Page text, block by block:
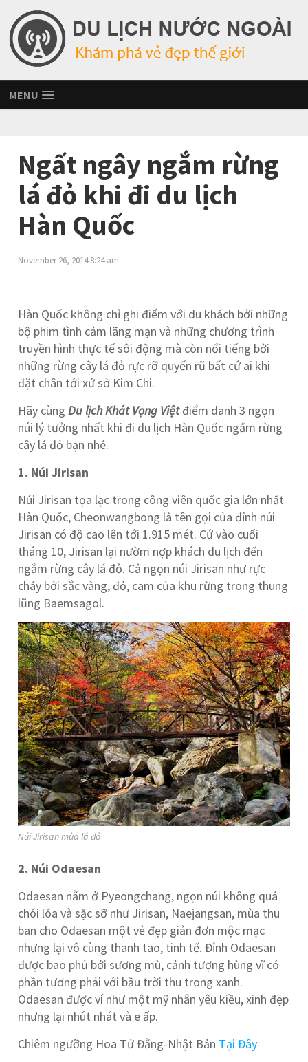
MENU
Ngất ngây ngắm rừng
lá đỏ khi đi du lịch
Hàn Quốc
November 26, 2014 8:24 am
Hàn Quốc không chỉ ghi điểm với du khách bởi những
bộ phim tình cảm lãng mạn và những chương trình
truyền hình thực tế sôi động mà còn nổi tiếng bởi
những rừng cây lá đỏ rực rỡ quyến rũ bất cứ ai khi
đặt chân tới xứ sở Kim Chi.
Hãy cùng Du lịch Khát Vọng Việtđiểm danh 3 ngọn
núi lý tưởng nhất khi đi du lịch Hàn Quốc ngắm rừng
cây lá đỏ bạn nhé.
1. Núi Jirisan
Núi Jirisan tọa lạc trong công viên quốc gia lớn nhất
Hàn Quốc, Cheonwangbong là tên gọi của đỉnh núi
Jirisan có độ cao lên tới 1.915 mét. Cứ vào cuối
tháng 10, Jirisan lại nườm nợp khách du lịch đến
ngắm rừng cây lá đỏ. Cả ngọn núi Jirisan như rực
cháy bởi sắc vàng, đỏ, cam của khu rừng trong thung
lũng Baemsagol.
Núi Jirisan mùa lá đỏ
2. Núi Odaesan
Odaesan nằm ở Pyeongchang, ngọn núi không quá
chói lóa và sặc sỡ như Jirisan, Naejangsan, mùa thu
ban cho Odaesan một vẻ đẹp giản đơn mộc mạc
nhưng lại vô cùng thanh tao, tinh tế. Đỉnh Odaesan
được bao phủ bởi sương mù, cảnh tượng hùng vĩ có
phần tương phải với bầu trời thu trong xanh.
Odaesan được ví như một mỹ nhân yêu kiều, xinh đẹp
nhưng lại nhút nhát và e ấp.
Chiêm ngưỡng Hoa Tử Đằng-Nhật Bản Tại Đây